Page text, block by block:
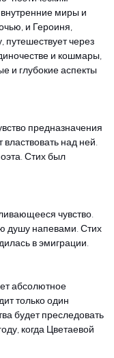
миры и
и Героиня,
через
и кошмары,
и глубокие аспекты
предназначения
над ней.
Стих был
чувство.
душу напевами. Стих
в эмиграции.
абсолютное
только один
будет преследовать
когда Цветаевой